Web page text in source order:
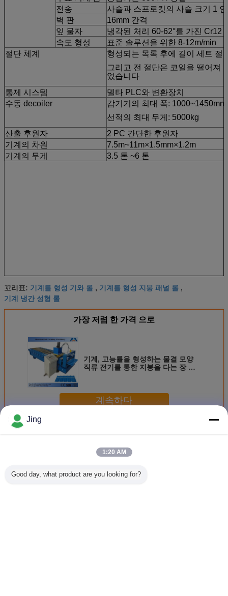
전송
사슬과 스프로킷의 사슬 크기 1
벽 판
16mm 간격
잎 물자
냉각된 처리 60-62°를 가진 Cr12
속도 형성
표준 솔루션을 위한 8-12m/min
절단 체계
형성되는 목록 후에 길이 세트 절
그리고 전 절단은 코일을 떨어져
었습니다
통제 시스템
델타 PLC와 변환장치
수동 decoiler
감기기의 최대 폭: 1000~1450mm
선적의 최대 무게: 5000kg
산출 후원자
2 PC 간단한 후원자
기계의 차원
7.5m~11m×1.5mm×1.2m
기계의 무게
3.5 톤 ~6 톤
꼬리표: 기계를 형성 기와 롤 , 기계를 형성 지붕 패널 롤 ,
기계 냉간 성형 롤
가장 저렴 한 가격 으로
기계, 고능률을 형성하는 물결 모양
직류 전기를 통한 지붕을 다는 장 목
계속하다
더 많은 것
Jing
1:20 AM
Good day, what product are you looking for?